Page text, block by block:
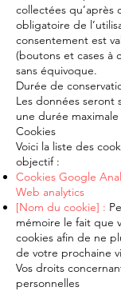
collectées qu’après
obligatoire de
consentement est
(boutons et cases à
sans équivoque.
Durée de
Les données seront
une durée maximale
Cookies
Voici la liste des
objectif :
Cookies Google
Web analytics
[Nom du cookie] :
mémoire le fait que
cookies afin de ne
de votre prochaine
Vos droits
personnelles